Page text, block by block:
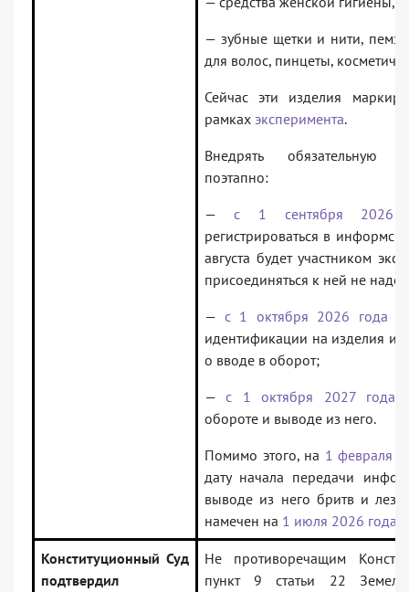
— зубные щетки и нити,
для волос, пинцеты,
Сейчас эти изделия
рамках эксперимента.
Внедрять обязательную
поэтапно:
— с 1 сентября 2026
регистрироваться в
августа будет участником
присоединяться к ней не надо;
— с 1 октября 2026 года
идентификации на изделия и
о вводе в оборот;
—с 1 октября 2027 года
обороте и выводе из него.
Помимо этого, на 1 февраля
дату начала передачи
выводе из него бритв и
намечен на 1 июля 2026 года
Конституционный Суд
подтвердил
Не противоречащим
пункт 9 статьи 22